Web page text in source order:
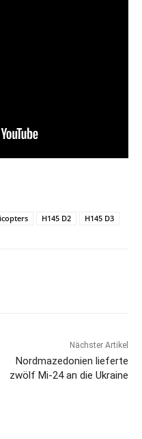
H145 D2 H145 D3
Nächster Artikel
Nordmazedonien lieferte
zwölf Mi-24 an die Ukraine